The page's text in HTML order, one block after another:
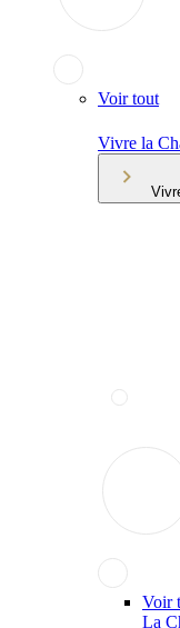
Voir tout
Vivre la
Voir
La